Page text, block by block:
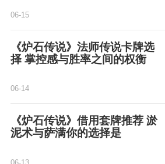
06-15
《炉石传说》法师传说卡牌选
择 掌控感与胜率之间的权衡
06-14
《炉石传说》借用套牌推荐 淤
泥术与萨满你的选择是